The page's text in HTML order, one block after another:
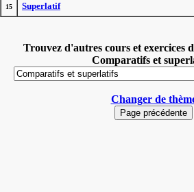
15 Superlatif
Trouvez d'autres cours et exercices
Comparatifs et
Changer de